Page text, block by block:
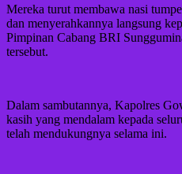
Mereka turut membawa nasi
dan menyerahkannya langsung
Pimpinan Cabang BRI
tersebut.
Dalam sambutannya, Kapolres
kasih yang mendalam kepada
telah mendukungnya selama ini.